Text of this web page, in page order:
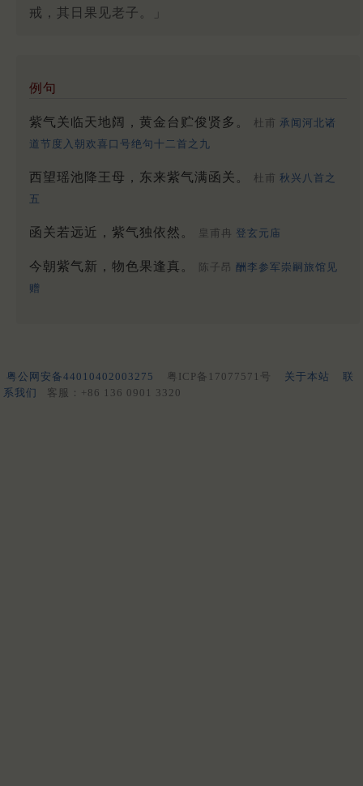
戒，其日果见老子。」
例句
紫气关临天地阔，黄金台贮俊贤多。 杜甫 承闻河北诸
道节度入朝欢喜口号绝句十二首之九
西望瑶池降王母，东来紫气满函关。 杜甫 秋兴八首之
五
函关若远近，紫气独依然。 皇甫冉 登玄元庙
今朝紫气新，物色果逢真。 陈子昂 酬李参军崇嗣旅馆见
赠
粤公网安备44010402003275 粤ICP备17077571号 关于本站
联
系我们
客服：+86 136 0901 3320